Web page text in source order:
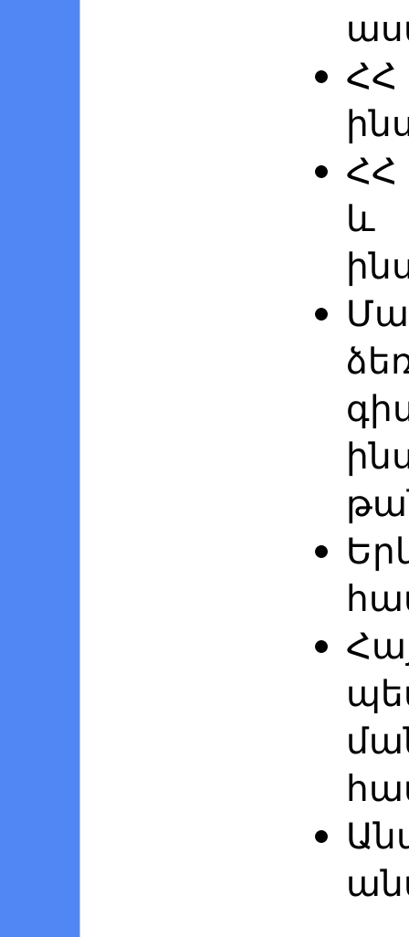
ՀՀ
և